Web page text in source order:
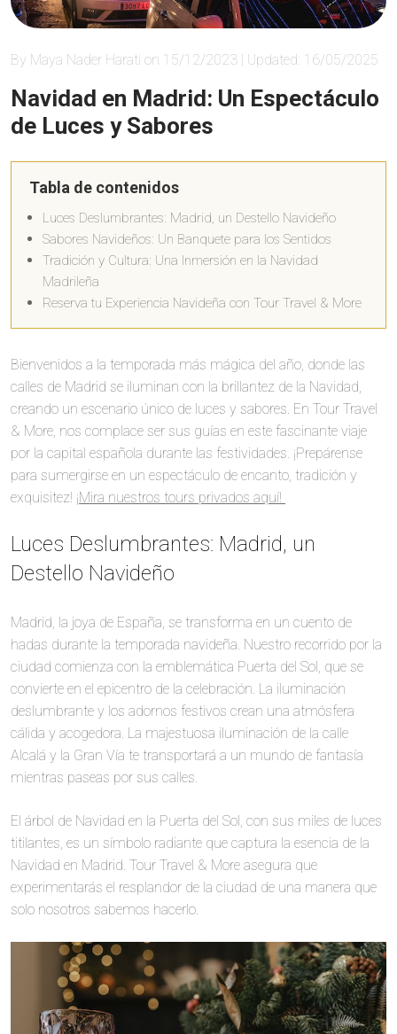
By Maya Nader Harati on 15/12/2023 | Updated: 16/05/2025
Navidad en Madrid: Un Espectáculo
de Luces y Sabores
Tabla de contenidos
Luces Deslumbrantes: Madrid, un Destello Navideño
Sabores Navideños: Un Banquete para los Sentidos
Tradición y Cultura: Una Inmersión en la Navidad
Madrileña
Reserva tu Experiencia Navideña con Tour Travel & More
Bienvenidos a la temporada más mágica del año, donde las
calles de Madrid se iluminan con la brillantez de la Navidad,
creando un escenario único de luces y sabores. En Tour Travel
& More, nos complace ser sus guías en este fascinante viaje
por la capital española durante las festividades. ¡Prepárense
para sumergirse en un espectáculo de encanto, tradición y
exquisitez! ¡Mira nuestros tours privados aquí!
Luces Deslumbrantes: Madrid, un
Destello Navideño
Madrid, la joya de España, se transforma en un cuento de
hadas durante la temporada navideña. Nuestro recorrido por la
ciudad comienza con la emblemática Puerta del Sol, que se
convierte en el epicentro de la celebración. La iluminación
deslumbrante y los adornos festivos crean una atmósfera
cálida y acogedora. La majestuosa iluminación de la calle
Alcalá y la Gran Vía te transportará a un mundo de fantasía
mientras paseas por sus calles.
El árbol de Navidad en la Puerta del Sol, con sus miles de luces
titilantes, es un símbolo radiante que captura la esencia de la
Navidad en Madrid. Tour Travel & More asegura que
experimentarás el resplandor de la ciudad de una manera que
solo nosotros sabemos hacerlo.